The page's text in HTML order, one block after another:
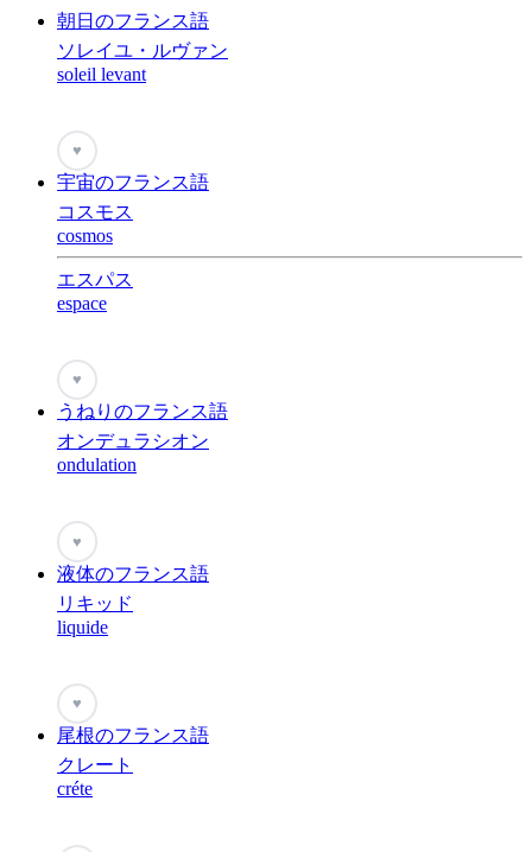
朝日のフランス語
ソレイユ・ルヴァン
soleil levant
♥
宇宙のフランス語
コスモス
cosmos
エスパス
espace
♥
うねりのフランス語
オンデュラシオン
ondulation
♥
液体のフランス語
リキッド
liquide
♥
尾根のフランス語
クレート
créte